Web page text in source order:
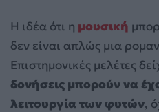
Η ιδέα ότι η μουσική
δεν είναι απλώς μια
Επιστημονικές μελέτες
δονήσεις μπορούν να
λειτουργία των φυτών,